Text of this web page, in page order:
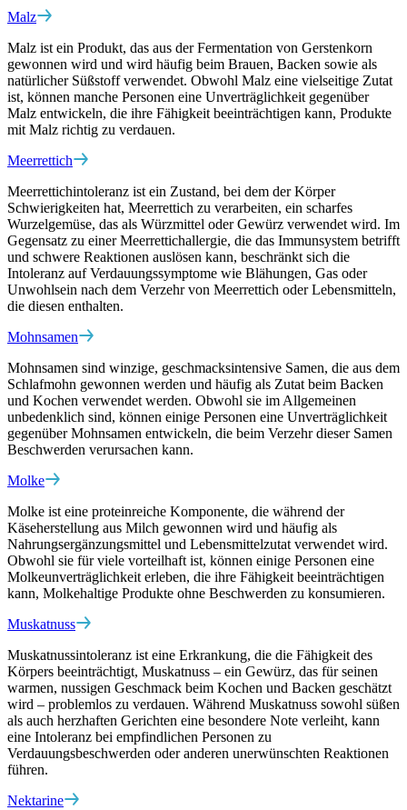
Malz
Malz ist ein Produkt, das aus der Fermentation von Gerstenkorn
gewonnen wird und wird häufig beim Brauen, Backen sowie als
natürlicher Süßstoff verwendet. Obwohl Malz eine vielseitige Zutat
ist, können manche Personen eine Unverträglichkeit gegenüber
Malz entwickeln, die ihre Fähigkeit beeinträchtigen kann, Produkte
mit Malz richtig zu verdauen.
Meerrettich
Meerrettichintoleranz ist ein Zustand, bei dem der Körper
Schwierigkeiten hat, Meerrettich zu verarbeiten, ein scharfes
Wurzelgemüse, das als Würzmittel oder Gewürz verwendet wird. Im
Gegensatz zu einer Meerrettichallergie, die das Immunsystem betrifft
und schwere Reaktionen auslösen kann, beschränkt sich die
Intoleranz auf Verdauungssymptome wie Blähungen, Gas oder
Unwohlsein nach dem Verzehr von Meerrettich oder Lebensmitteln,
die diesen enthalten.
Mohnsamen
Mohnsamen sind winzige, geschmacksintensive Samen, die aus dem
Schlafmohn gewonnen werden und häufig als Zutat beim Backen
und Kochen verwendet werden. Obwohl sie im Allgemeinen
unbedenklich sind, können einige Personen eine Unverträglichkeit
gegenüber Mohnsamen entwickeln, die beim Verzehr dieser Samen
Beschwerden verursachen kann.
Molke
Molke ist eine proteinreiche Komponente, die während der
Käseherstellung aus Milch gewonnen wird und häufig als
Nahrungsergänzungsmittel und Lebensmittelzutat verwendet wird.
Obwohl sie für viele vorteilhaft ist, können einige Personen eine
Molkeunverträglichkeit erleben, die ihre Fähigkeit beeinträchtigen
kann, Molkehaltige Produkte ohne Beschwerden zu konsumieren.
Muskatnuss
Muskatnussintoleranz ist eine Erkrankung, die die Fähigkeit des
Körpers beeinträchtigt, Muskatnuss – ein Gewürz, das für seinen
warmen, nussigen Geschmack beim Kochen und Backen geschätzt
wird – problemlos zu verdauen. Während Muskatnuss sowohl süßen
als auch herzhaften Gerichten eine besondere Note verleiht, kann
eine Intoleranz bei empfindlichen Personen zu
Verdauungsbeschwerden oder anderen unerwünschten Reaktionen
führen.
Nektarine